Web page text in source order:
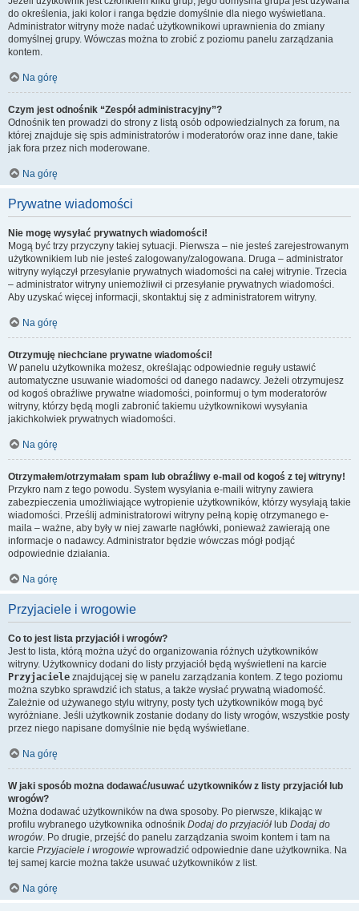
do określenia, jaki kolor i ranga będzie domyślnie dla niego wyświetlana.
Administrator witryny może nadać użytkownikowi uprawnienia do zmiany
domyślnej grupy. Wówczas można to zrobić z poziomu panelu zarządzania
kontem.
Na górę
Czym jest odnośnik “Zespół administracyjny”?
Odnośnik ten prowadzi do strony z listą osób odpowiedzialnych za forum, na
której znajduje się spis administratorów i moderatorów oraz inne dane, takie
jak fora przez nich moderowane.
Na górę
Prywatne wiadomości
Nie mogę wysyłać prywatnych wiadomości!
Mogą być trzy przyczyny takiej sytuacji. Pierwsza – nie jesteś zarejestrowanym
użytkownikiem lub nie jesteś zalogowany/zalogowana. Druga – administrator
witryny wyłączył przesyłanie prywatnych wiadomości na całej witrynie. Trzecia
– administrator witryny uniemożliwił ci przesyłanie prywatnych wiadomości.
Aby uzyskać więcej informacji, skontaktuj się z administratorem witryny.
Na górę
Otrzymuję niechciane prywatne wiadomości!
W panelu użytkownika możesz, określając odpowiednie reguły ustawić
automatyczne usuwanie wiadomości od danego nadawcy. Jeżeli otrzymujesz
od kogoś obraźliwe prywatne wiadomości, poinformuj o tym moderatorów
witryny, którzy będą mogli zabronić takiemu użytkownikowi wysyłania
jakichkolwiek prywatnych wiadomości.
Na górę
Otrzymałem/otrzymałam spam lub obraźliwy e-mail od kogoś z tej witryny!
Przykro nam z tego powodu. System wysyłania e-maili witryny zawiera
zabezpieczenia umożliwiające wytropienie użytkowników, którzy wysyłają takie
wiadomości. Prześlij administratorowi witryny pełną kopię otrzymanego e-
maila – ważne, aby były w niej zawarte nagłówki, ponieważ zawierają one
informacje o nadawcy. Administrator będzie wówczas mógł podjąć
odpowiednie działania.
Na górę
Przyjaciele i wrogowie
Co to jest lista przyjaciół i wrogów?
Jest to lista, którą można użyć do organizowania różnych użytkowników
witryny. Użytkownicy dodani do listy przyjaciół będą wyświetleni na karcie
Przyjaciele znajdującej się w panelu zarządzania kontem. Z tego poziomu
można szybko sprawdzić ich status, a także wysłać prywatną wiadomość.
Zależnie od używanego stylu witryny, posty tych użytkowników mogą być
wyróżniane. Jeśli użytkownik zostanie dodany do listy wrogów, wszystkie posty
przez niego napisane domyślnie nie będą wyświetlane.
Na górę
W jaki sposób można dodawać/usuwać użytkowników z listy przyjaciół lub
wrogów?
Można dodawać użytkowników na dwa sposoby. Po pierwsze, klikając w
profilu wybranego użytkownika odnośnik Dodaj do przyjaciół lub Dodaj do
wrogów. Po drugie, przejść do panelu zarządzania swoim kontem i tam na
karcie Przyjaciele i wrogowie wprowadzić odpowiednie dane użytkownika. Na
tej samej karcie można także usuwać użytkowników z list.
Na górę